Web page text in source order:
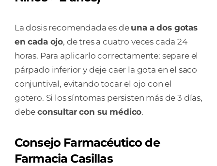
La dosis recomendada es de una a dos gotas
en cada ojo, de tres a cuatro veces cada 24
horas. Para aplicarlo correctamente: separe el
párpado inferior y deje caer la gota en el saco
conjuntival, evitando tocar el ojo con el
gotero. Si los síntomas persisten más de 3 días,
debeconsultar con su médico.
Consejo Farmacéutico de
Farmacia Casillas